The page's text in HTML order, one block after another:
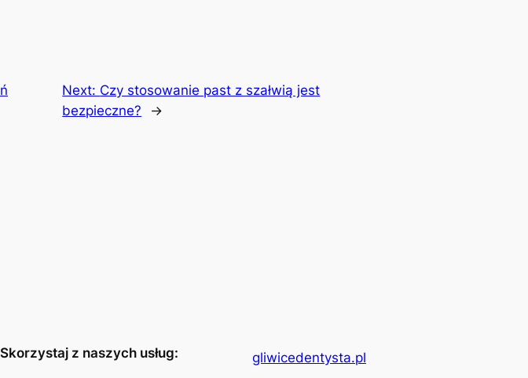
Next: Czy stosowanie past z szałwią jest
bezpieczne?
→
Skorzystaj z naszych usług: gliwicedentysta.pl